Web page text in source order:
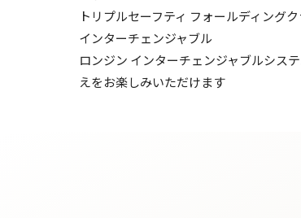
トリプルセーフティ フォールディング
インターチェンジャブル
ロンジン インターチェンジャブルシス
えをお楽しみいただけます